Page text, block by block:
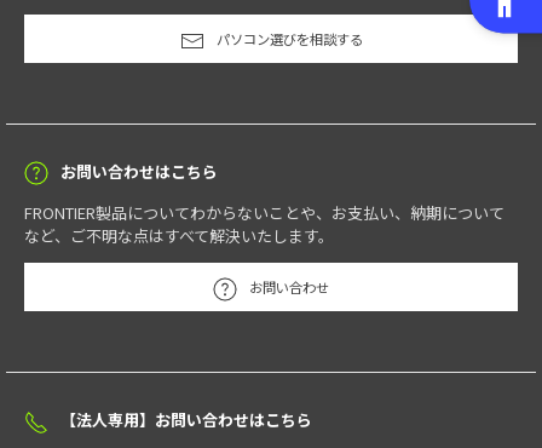
パソコン選びを相談する
お問い合わせはこちら
FRONTIER製品についてわからないことや、お支払い、納期について
など、ご不明な点はすべて解決いたします。
お問い合わせ
【法人専用】お問い合わせはこちら